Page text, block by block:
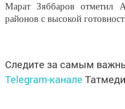
Марат Зяббаров отметил
районов с высокой
Следите за самым
Telegram-канале